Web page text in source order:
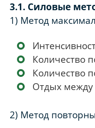
3.1. Силовые
1) Метод
Количество
Количество
Отдых между
2) Метод